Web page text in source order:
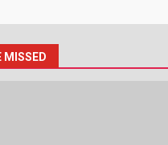
MISSED